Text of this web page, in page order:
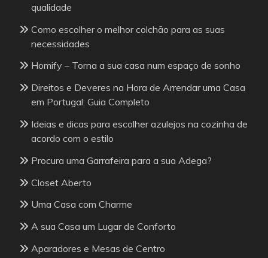
qualidade
Como escolher o melhor colchão para as suas
necessidades
Homify – Torna a sua casa num espaço de sonho
Direitos e Deveres na Hora de Arrendar uma Casa
em Portugal: Guia Completo
Ideias e dicas para escolher azulejos na cozinha de
acordo com o estilo
Procura uma Garrafeira para a sua Adega?
Closet Aberto
Uma Casa com Charme
A sua Casa um Lugar de Conforto
Aparadores e Mesas de Centro